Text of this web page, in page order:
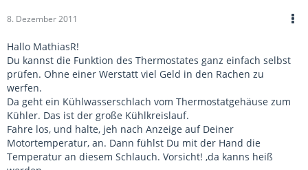
8. Dezember 2011
Hallo MathiasR!
Du kannst die Funktion des Thermostates ganz einfach selbst
prüfen. Ohne einer Werstatt viel Geld in den Rachen zu
werfen.
Da geht ein Kühlwasserschlach vom Thermostatgehäuse zum
Kühler. Das ist der große Kühlkreislauf.
Fahre los, und halte, jeh nach Anzeige auf Deiner
Motortemperatur, an. Dann fühlst Du mit der Hand die
Temperatur an diesem Schlauch. Vorsicht! ,da kanns heiß